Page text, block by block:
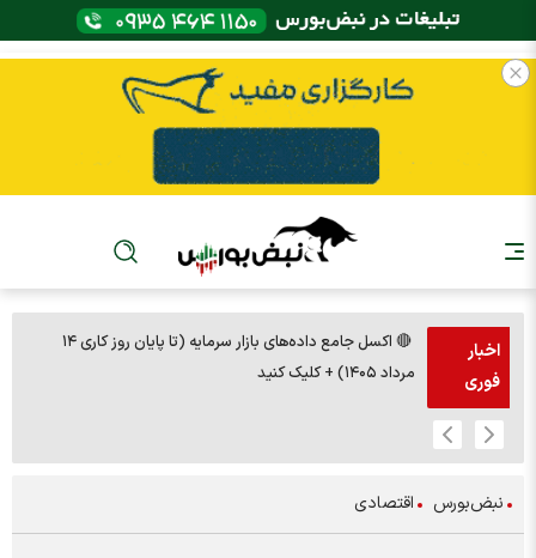
اخبار
فوری
🔴 اکسل جامع داده‌های بازار سرمایه (تا پایان روز کاری ۱۴
مرداد ۱۴۰۵) + کلیک کنید
نبض‌بورس اقتصادی